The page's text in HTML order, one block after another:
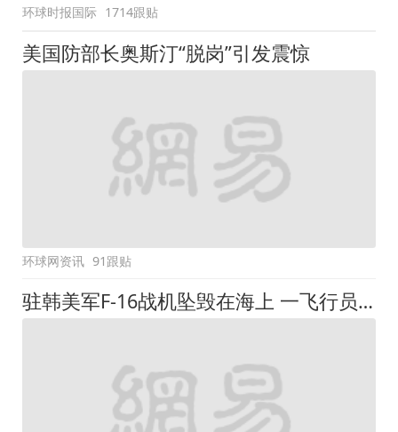
环球时报国际 1714跟贴
美国防部长奥斯汀“脱岗”引发震惊
环球网资讯 91跟贴
驻韩美军F-16战机坠毁在海上 一飞行员获救